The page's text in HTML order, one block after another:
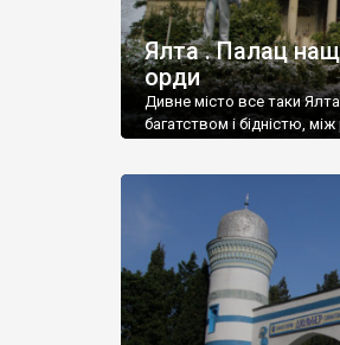
Ялта . Палац
орди
Дивне місто все таки
багатством і бідністю,